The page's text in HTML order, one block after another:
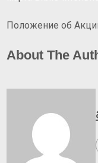
Положение об
About The